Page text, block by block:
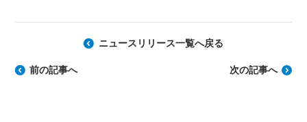
前の記事へ
ニュースリリース一覧へ戻る
次の記事へ